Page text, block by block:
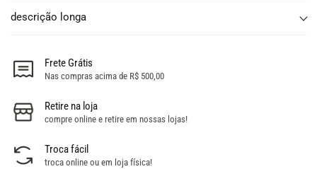
descrição longa
Frete Grátis
Nas compras acima de R$ 500,00
Retire na loja
compre online e retire em nossas lojas!
Troca fácil
troca online ou em loja física!